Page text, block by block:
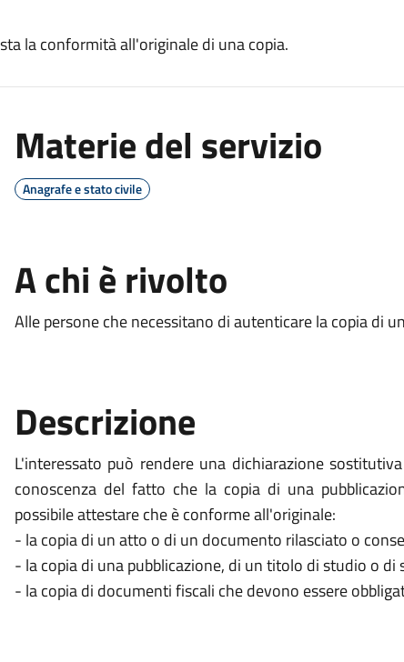
la conformità all'originale di una copia.
Materie del servizio
Anagrafe e stato civile
A chi è rivolto
Alle persone che necessitano di autenticare la copia di
Descrizione
L'interessato può rendere una dichiarazione
conoscenza del fatto che la copia di una
possibile attestare che è conforme all'originale:
- la copia di un atto o di un documento rilasciato o
- la copia di una pubblicazione, di un titolo di studio o di
- la copia di documenti fiscali che devono essere